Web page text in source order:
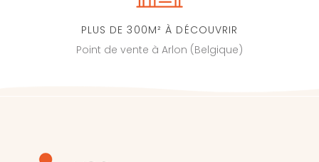
PLUS DE 300M² À DÉCOUVRIR
Point de vente à Arlon (Belgique)